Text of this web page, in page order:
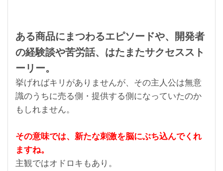
ある商品にまつわるエピソードや、開発者
の経験談や苦労話、はたまたサクセススト
ーリー。
挙げればキリがありませんが、その主人公は無意
識のうちに売る側・提供する側になっていたのか
もしれません。
その意味では、新たな刺激を脳にぶち込んでくれ
ますね。
主観ではオドロキもあり。